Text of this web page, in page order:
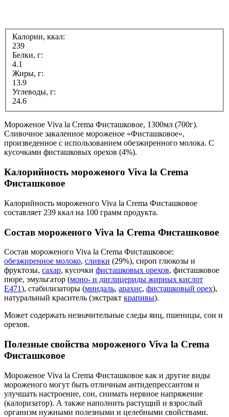
Калории, ккал:
239
Белки, г:
4.1
Жиры, г:
13.9
Углеводы, г:
24.6
Мороженое Viva la Crema Фисташковое, 1300мл (700г).
Сливочное закаленное мороженое «Фисташковое»,
произведенное с использованием обезжиренного молока. С
кусочками фисташковых орехов (4%).
Калорийность мороженого Viva la Crema
Фисташковое
Калорийность мороженого Viva la Crema Фисташковое
составляет 239 ккал на 100 грамм продукта.
Состав мороженого Viva la Crema Фисташковое
Состав мороженого Viva la Crema Фисташковое:
обезжиренное молоко, сливки (29%), сироп глюкозы и
фруктозы, сахар, кусочки фисташковых орехов, фисташковое
пюре, эмульгатор (моно- и диглицериды жирных кислот
Е471), стабилизаторы (миндаль, арахис, фисташковый орех),
натуральный краситель (экстракт крапивы).
Может содержать незначительные следы яиц, пшеницы, сои и
орехов.
Полезные свойства мороженого Viva la Crema
Фисташковое
Мороженое Viva la Crema Фисташковое как и другие виды
мороженого могут быть отличным антидепрессантом и
улучшать настроение, сон, снимать нервное напряжение
(калоризатор). А также наполнить растущий и взрослый
организм нужными полезными и целебными свойствами.